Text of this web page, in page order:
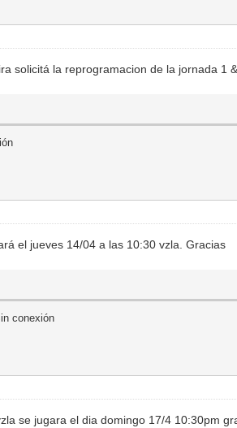
solicitá la reprogramacion de la jornada 1
el jueves 14/04 a las 10:30 vzla. Gracias
se jugara el dia domingo 17/4 10:30pm